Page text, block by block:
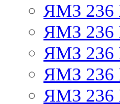
ЯМЗ 236
ЯМЗ 236
ЯМЗ 236
ЯМЗ 236
ЯМЗ 236